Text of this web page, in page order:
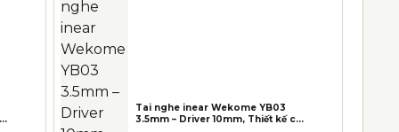
Tai nghe inear Wekome YB03
3.5mm – Driver 10mm, Thiết kế cơ